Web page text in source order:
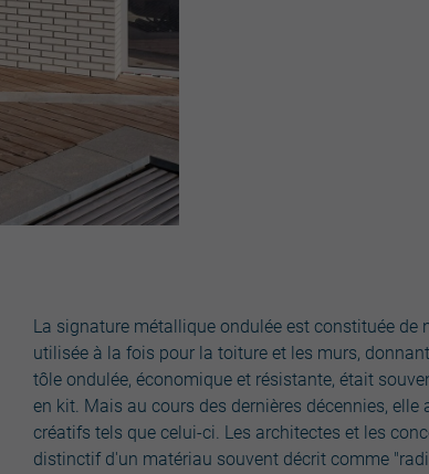
La signature métallique ondulée est constituée
utilisée à la fois pour la toiture et les murs,
tôle ondulée, économique et résistante, était
en kit. Mais au cours des dernières décennies,
créatifs tels que celui-ci. Les architectes et les
distinctif d'un matériau souvent décrit comme